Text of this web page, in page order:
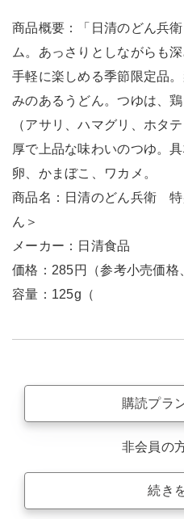
商品概要：「日清のどん兵
ム。あっさりとしながらも
手軽に楽しめる季節限定品
みのあるうどん。つゆは、
（アサリ、ハマグリ、ホタ
厚で上品な味わいのつゆ。
卵、かまぼこ、ワカメ。
商品名：日清のどん兵衛
ん＞
メーカー：日清食品
価格：285円（参考小売価格
容量：125g（
購読プラ
非会員の
続き